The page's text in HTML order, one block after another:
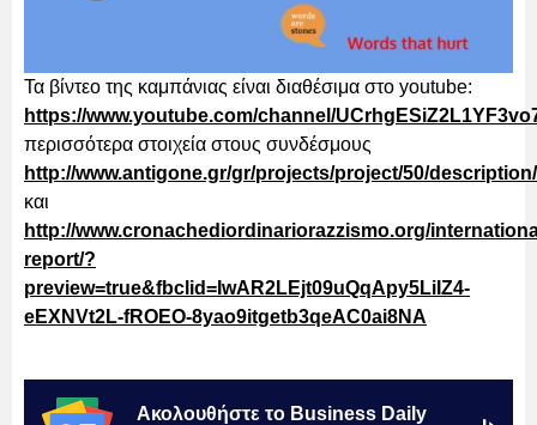
Τα βίντεο της καμπάνιας είναι διαθέσιμα στο youtube:
https://www.youtube.com/channel/
περισσότερα στοιχεία στους συνδέσμους
http://www.antigone.gr/gr/projects/project/50/description/
και
http://www.cronachediordinariorazzismo.org/
report/?
preview=true&fbclid=IwAR2LEjt09uQqApy5LiIZ4-
eEXNVt2L-fROEO-8yao9itgetb3qeAC0ai8NA
Ακολουθήστε το Business Daily